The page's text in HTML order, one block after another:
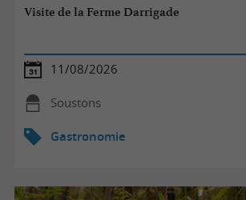
Visite de la Ferme Darrigade
11/08/2026
Soustons
Gastronomie